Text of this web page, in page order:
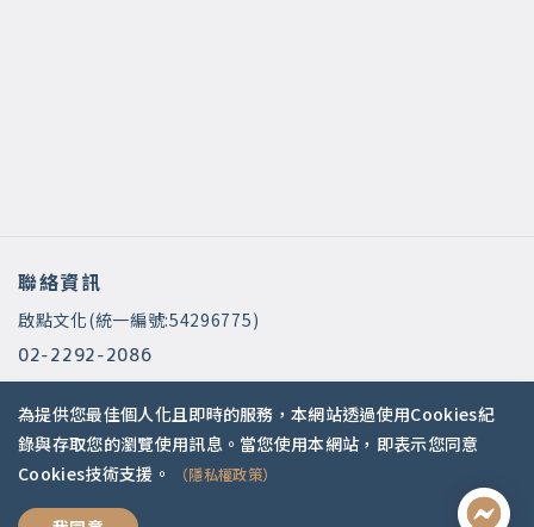
聯絡資訊
啟點文化(統一編號:54296775)
02-2292-2086
service@koob.com.tw
服務時間
週一至週五 10:00-18:00
國定假日公休
為提供您最佳個人化且即時的服務，本網站透過使用Cookies紀
錄與存取您的瀏覽使用訊息。當您使用本網站，即表示您同意
Cookies技術支援。
（隱私權政策）